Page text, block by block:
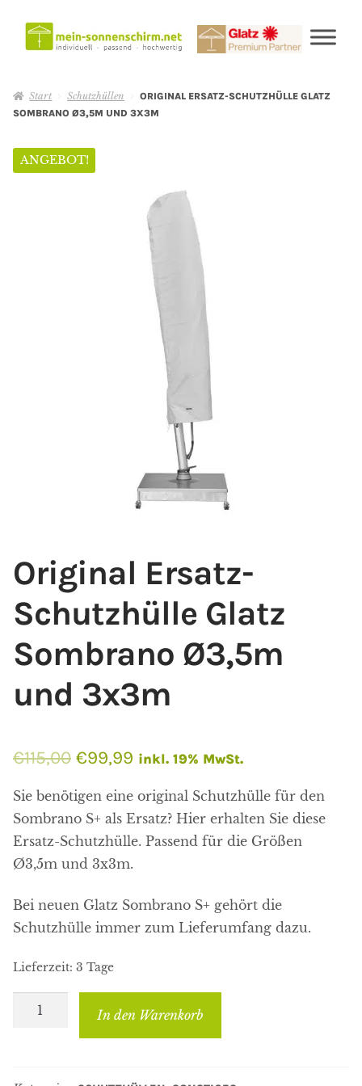
Start Schutzhüllen
ORIGINAL ERSATZ-SCHUTZHÜLLE GLATZ
SOMBRANO Ø3,5M UND 3X3M
ANGEBOT!
Original Ersatz-
Schutzhülle Glatz
Sombrano Ø3,5m
und 3x3m
€115,00 Ursprünglicher
Preis
war:
€115,00
€99,99 Aktueller
Preis
ist:
€99,99.
inkl. 19% MwSt.
Sie benötigen eine original Schutzhülle für den
Sombrano S+ als Ersatz? Hier erhalten Sie diese
Ersatz-Schutzhülle. Passend für die Größen
Ø3,5m und 3x3m.
Bei neuen Glatz Sombrano S+ gehört die
Schutzhülle immer zum Lieferumfang dazu.
Lieferzeit: 3 Tage
Original
In den Warenkorb